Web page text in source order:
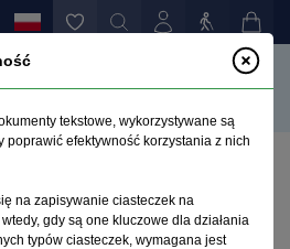
PC – możliwości leczenia
snu
tekstowe, wykorzystywane są
poprawić efektywność korzystania z nich
na zapisywanie ciasteczek na
gdy są one kluczowe dla działania
typów ciasteczek, wymagana jest